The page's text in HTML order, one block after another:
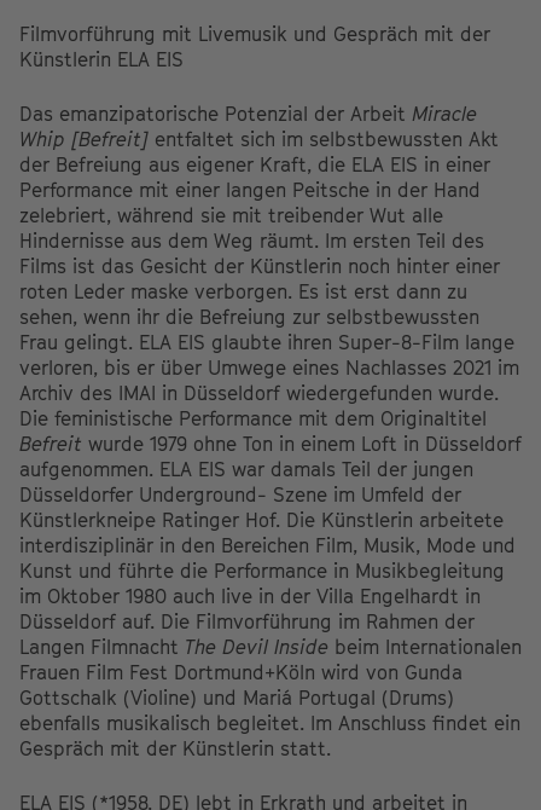
Filmvorführung mit Livemusik und Gespräch mit der
Künstlerin ELA EIS
Das emanzipatorische Potenzial der Arbeit Miracle
Whip [Befreit] entfaltet sich im selbstbewussten Akt
der Befreiung aus eigener Kraft, die ELA EIS in einer
Performance mit einer langen Peitsche in der Hand
zelebriert, während sie mit treibender Wut alle
Hindernisse aus dem Weg räumt. Im ersten Teil des
Films ist das Gesicht der Künstlerin noch hinter einer
roten Leder maske verborgen. Es ist erst dann zu
sehen, wenn ihr die Befreiung zur selbstbewussten
Frau gelingt. ELA EIS glaubte ihren Super-8-Film lange
verloren, bis er über Umwege eines Nachlasses 2021 im
Archiv des IMAI in Düsseldorf wiedergefunden wurde.
Die feministische Performance mit dem Originaltitel
Befreit wurde 1979 ohne Ton in einem Loft in Düsseldorf
aufgenommen. ELA EIS war damals Teil der jungen
Düsseldorfer Underground- Szene im Umfeld der
Künstlerkneipe Ratinger Hof. Die Künstlerin arbeitete
interdisziplinär in den Bereichen Film, Musik, Mode und
Kunst und führte die Performance in Musikbegleitung
im Oktober 1980 auch live in der Villa Engelhardt in
Düsseldorf auf. Die Filmvorführung im Rahmen der
Langen Filmnacht The Devil Inside beim Internationalen
Frauen Film Fest Dortmund+Köln wird von Gunda
Gottschalk (Violine) und Mariá Portugal (Drums)
ebenfalls musikalisch begleitet. Im Anschluss findet ein
Gespräch mit der Künstlerin statt.
ELA EIS (*1958, DE) lebt in Erkrath und arbeitet in